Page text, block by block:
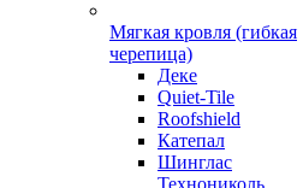
Мягкая кровля (гибкая
черепица)
Деке
Quiet-Tile
Roofshield
Катепал
Шинглас
Технониколь